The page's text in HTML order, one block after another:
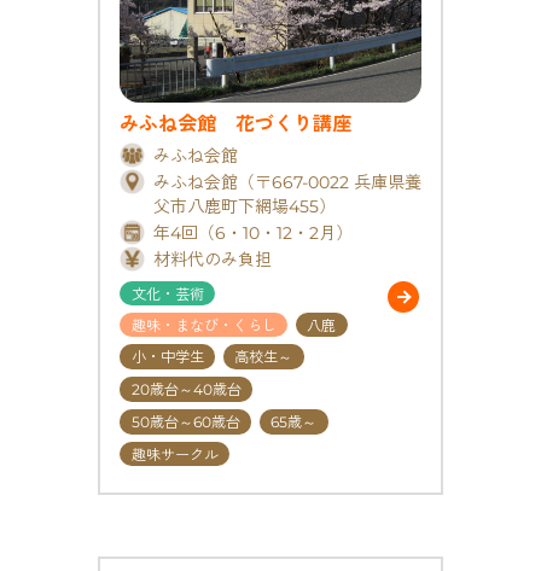
みふね会館 花づくり講座
みふね会館
みふね会館（〒667-0022 兵庫県養
父市八鹿町下網場455）
年4回（6・10・12・2月）
材料代のみ負担
文化・芸術
趣味・まなび・くらし
八鹿
小・中学生
高校生～
20歳台～40歳台
50歳台～60歳台
65歳～
趣味サークル